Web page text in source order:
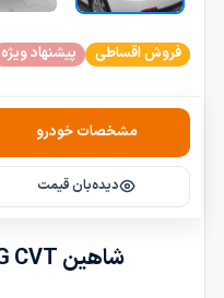
فروش اقساطی پیشنهاد ویژه
مشخصات خودرو
دیده‌بان قیمت
شاهین G CVT مدل 2024-1403